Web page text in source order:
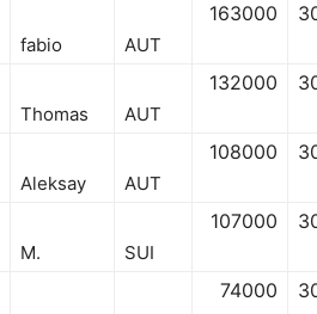
fabio AUT
163000
Thomas AUT
132000
Aleksay AUT
108000
M. SUI
107000
74000